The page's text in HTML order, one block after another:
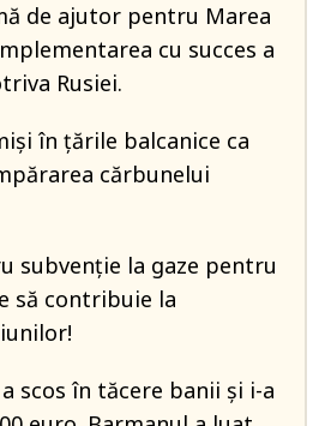
de ajutor pentru Marea
cu succes a
Rusiei.
în țările balcanice ca
cărbunelui
subvenție la gaze pentru
să contribuie la
scos în tăcere banii și i-a